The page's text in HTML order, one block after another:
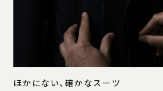
ほかにない、確かなスーツ